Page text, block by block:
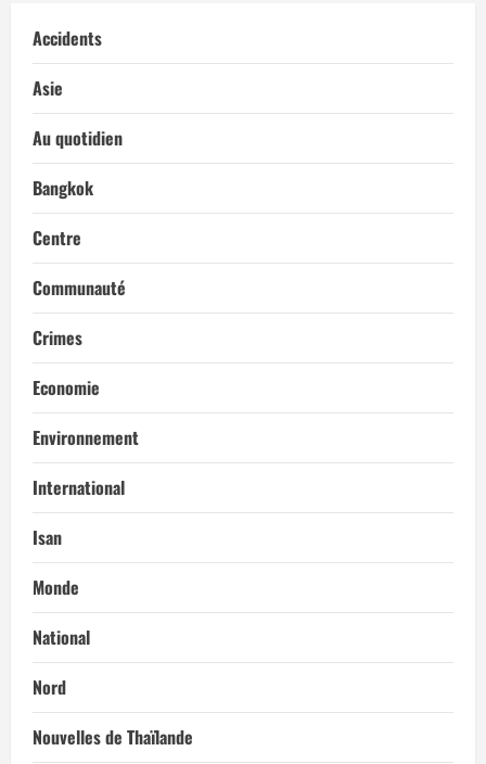
Accidents
Asie
Au quotidien
Bangkok
Centre
Communauté
Crimes
Economie
Environnement
International
Isan
Monde
National
Nord
Nouvelles de Thaïlande